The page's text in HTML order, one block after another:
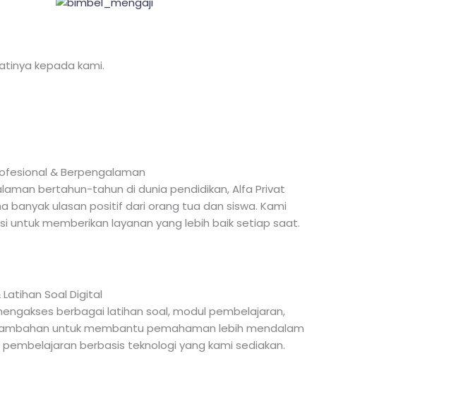
kepada kami.
& Berpengalaman
bertahun-tahun di dunia pendidikan, Alfa Privat
banyak ulasan positif dari orang tua dan siswa. Kami
untuk memberikan layanan yang lebih baik setiap saat.
Soal Digital
berbagai latihan soal, modul pembelajaran,
untuk membantu pemahaman lebih mendalam
berbasis teknologi yang kami sediakan.